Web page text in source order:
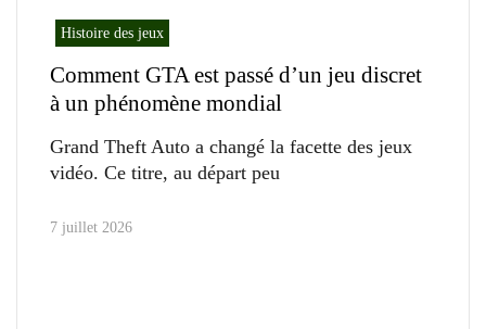
Histoire des jeux
Comment GTA est passé d’un jeu discret
à un phénomène mondial
Grand Theft Auto a changé la facette des jeux
vidéo. Ce titre, au départ peu
7 juillet 2026